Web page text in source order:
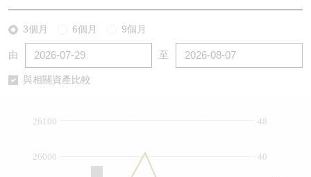
3個月 6個月 9個月
由 至
與相關資產比較
40
48
26000
26100
認股證/牛熊證日誌
牛熊證到期結算價查詢
中資ETFs溢價比較